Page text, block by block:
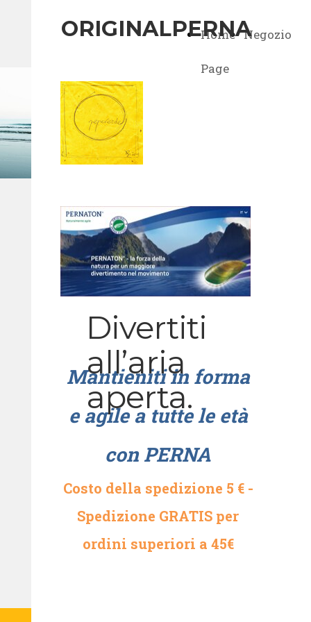
Home
Page
Negozio
ORIGINALPERNA
Divertiti
all’aria
aperta.
Mantieniti in forma
e agile a tutte le età
con PERNA
Costo della spedizione 5 € -
Spedizione GRATIS per
ordini superiori a 45€